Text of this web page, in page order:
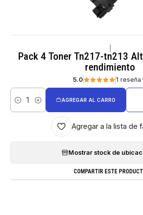
Pack 4 Toner Tn217-tn213
rendimiento
5.0 1 reseña
Cantidad
AGREGAR AL CARRO
Agregar a la lista de
Mostrar stock de
COMPARTIR ESTE